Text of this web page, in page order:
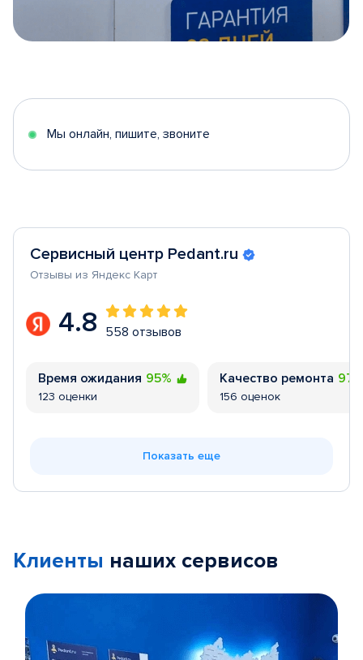
5
Мы онлайн, пишите, звоните
Сервисный центр Pedant.ru
Отзывы из Яндекс Карт
4.8 558 отзывов
Время ожидания 95%
123 оценки
Качество ремонта
156 оценок
Показать еще
Клиенты наших сервисов